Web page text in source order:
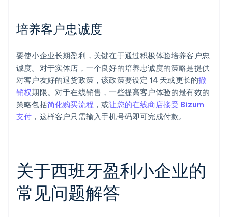
培养客户忠诚度
要使小企业长期盈利，关键在于通过积极体验培养客户忠
诚度。对于实体店，一个良好的培养忠诚度的策略是提供
对客户友好的退货政策，该政策要设定 14 天或更长的撤
销权期限。对于在线销售，一些提高客户体验的最有效的
策略包括简化购买流程 ，或让您的在线商店接受 Bizum
支付 ，这样客户只需输入手机号码即可完成付款。
关于西班牙盈利小企业的
常见问题解答